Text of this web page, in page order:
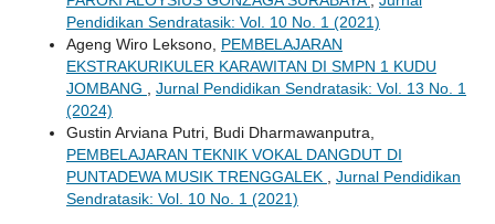
Pendidikan Sendratasik: Vol. 10 No. 1 (2021)
Ageng Wiro Leksono, PEMBELAJARAN
EKSTRAKURIKULER KARAWITAN DI SMPN 1 KUDU
JOMBANG
Jurnal Pendidikan Sendratasik: Vol. 13 No. 1
(2024)
Gustin Arviana Putri, Budi Dharmawanputra,
PEMBELAJARAN TEKNIK VOKAL DANGDUT DI
PUNTADEWA MUSIK TRENGGALEK
Jurnal Pendidikan
Sendratasik: Vol. 10 No. 1 (2021)